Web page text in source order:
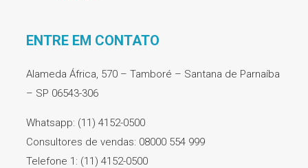
ENTRE EM CONTATO
Alameda África, 570 – Tamboré – Santana de Parnaíba
– SP 06543-306
Whatsapp: (11) 4152-0500
Consultores de vendas: 08000 554 999
Telefone 1: (11) 4152-0500